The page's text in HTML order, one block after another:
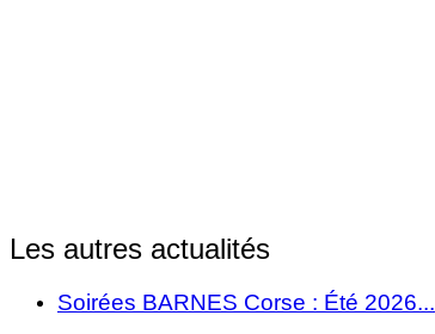
Les autres actualités
Soirées BARNES Corse : Été 2026...